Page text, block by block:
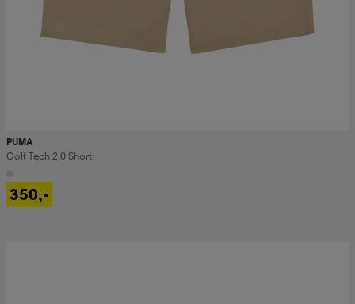
PUMA
Golf Tech 2.0 Short
350,-